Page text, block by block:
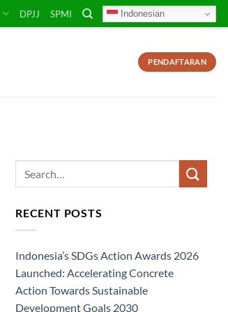
DPJJ SPMI Indonesian
PENDAFTARAN
RECENT POSTS
Indonesia’s SDGs Action Awards 2026
Launched: Accelerating Concrete
Action Towards Sustainable
Development Goals 2030